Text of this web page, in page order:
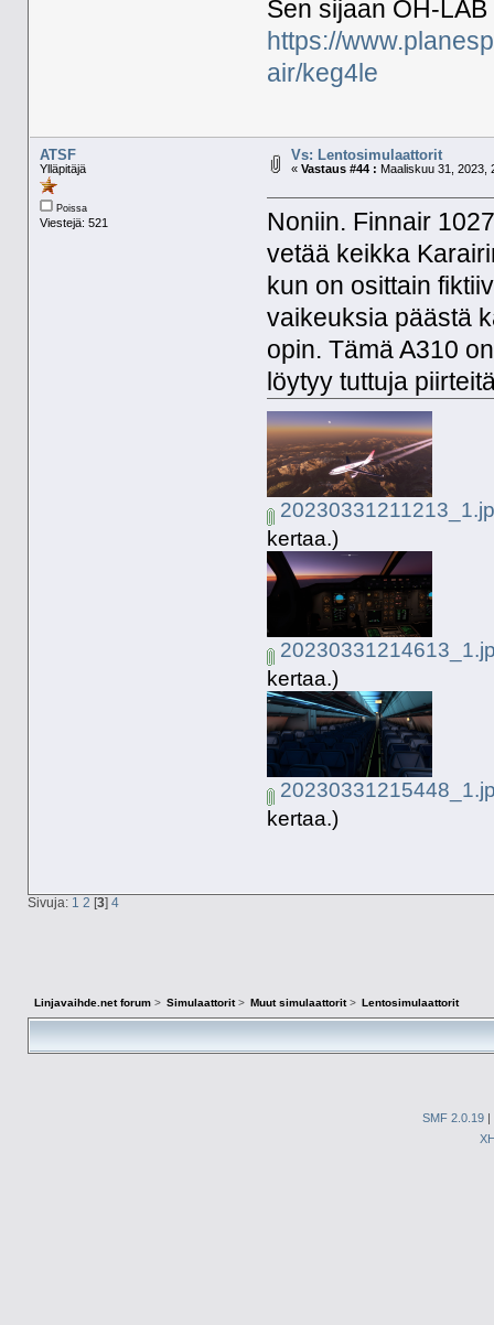
Sen sijaan OH-
https://
air/keg4le
ATSF
Ylläpitäjä
Poissa
Viestejä: 521
Vs: Lentosimulaattorit
« Vastaus #44 : Maaliskuu 31, 2023,
Noniin. Finnair
vetää keikka
kun on osittain
vaikeuksia päästä
opin. Tämä A310
löytyy tuttuja
kertaa.)
kertaa.)
kertaa.)
Sivuja: 1 2 [3] 4
Linjavaihde.net forum> Simulaattorit> Muut simulaattorit> Lentosimulaattorit
SMF 2.0.19